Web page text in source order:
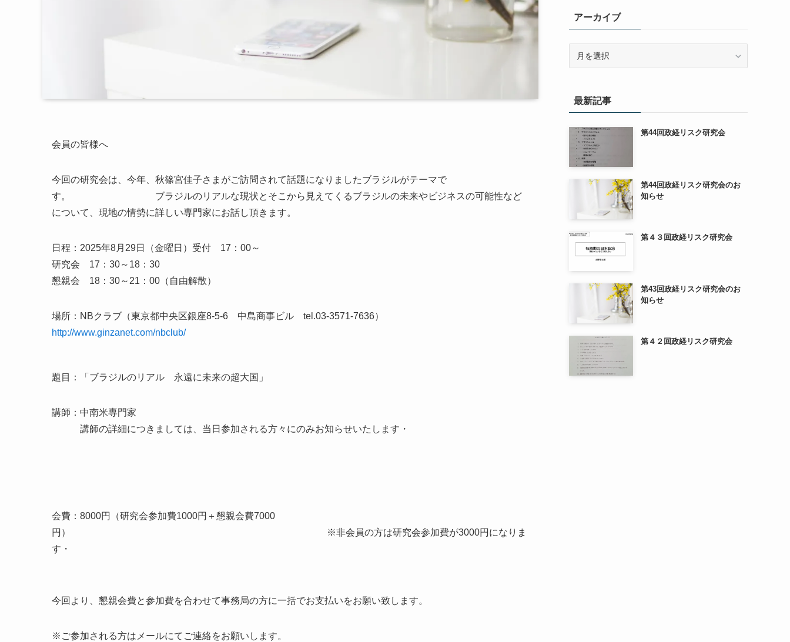
会員の皆様へ
今回の研究会は、今年、秋篠宮佳子さまがご訪問されて話題になりましたブラジルがテーマで
す。 ブラジルのリアルな現状とそこから見えてくるブラジルの未来やビジネスの可能性など
について、現地の情勢に詳しい専門家にお話し頂きます。
日程：2025年8月29日（金曜日）受付 17：00～
研究会 17：30～18：30
懇親会 18：30～21：00（自由解散）
場所：NBクラブ（東京都中央区銀座8-5-6 中島商事ビル tel.03-3571-7636）
http://www.ginzanet.com/nbclub/
題目：「ブラジルのリアル 永遠に未来の超大国」
講師：中南米専門家
講師の詳細につきましては、当日参加される方々にのみお知らせいたします・
会費：8000円（研究会参加費1000円＋懇親会費7000
円） ※非会員の方は研究会参加費が3000円になりま
す・
今回より、懇親会費と参加費を合わせて事務局の方に一括でお支払いをお願い致します。
※ご参加される方はメールにてご連絡をお願いします。
アーカイブ
ブ最新記事
第44回政経リスク研究会
第44回政経リスク研究会のお
知らせ
第４３回政経リスク研究会
第43回政経リスク研究会のお
知らせ
第４２回政経リスク研究会